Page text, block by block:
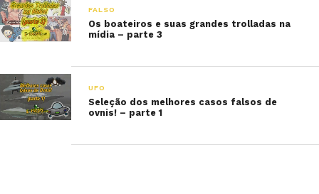
FALSO
Os boateiros e suas grandes trolladas na
mídia – parte 3
UFO
Seleção dos melhores casos falsos de
ovnis! – parte 1